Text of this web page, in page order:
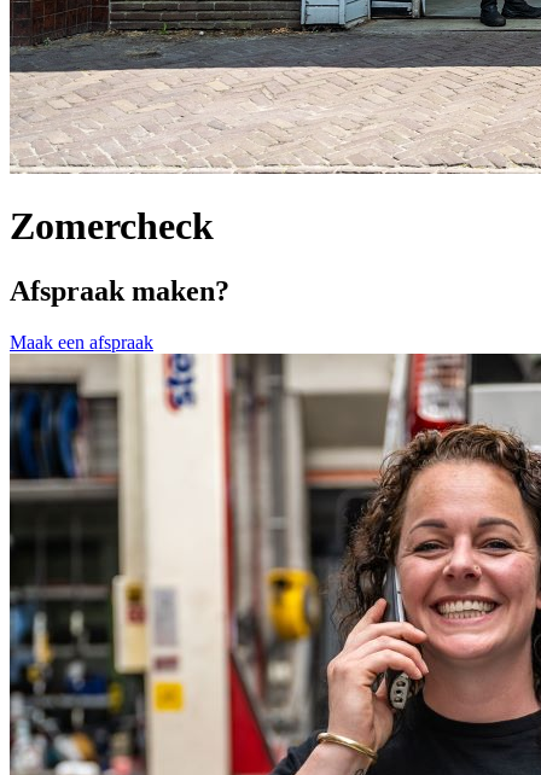
Zomercheck
Afspraak maken?
Maak een afspraak